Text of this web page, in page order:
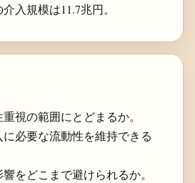
入規模は11.7兆円。
視の範囲にとどまるか。
必要な流動性を維持できる
をどこまで避けられるか。